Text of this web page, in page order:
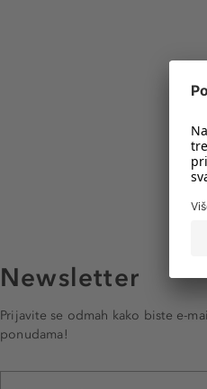
Newsletter
Prijavite se odmah kako biste e-
ponudama!